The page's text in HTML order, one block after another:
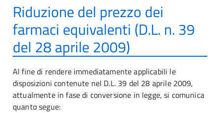
Riduzione del prezzo dei
farmaci equivalenti (D.L. n. 39
del 28 aprile 2009)
Al fine di rendere immediatamente applicabili le
disposizioni contenute nel D.L. 39 del 28 aprile 2009,
attualmente in fase di conversione in legge, si comunica
quanto segue: